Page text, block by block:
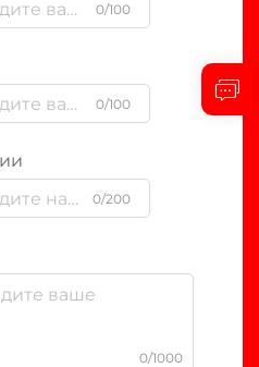
0/100
0/100
0/200
0/1000